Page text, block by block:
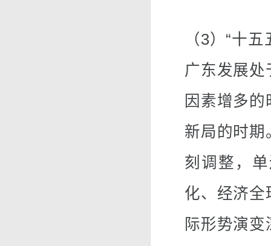
（3）“十
广东发展
因素增多
新局的时期
刻调整，
化、经济全
际形势演